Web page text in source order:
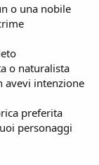
o una nobile
o naturalista
avevi intenzione
preferita
personaggi